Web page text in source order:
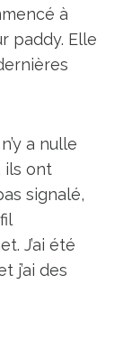
à
paddy. Elle
a nulle
ils ont
signalé,
J’ai été
j’ai des